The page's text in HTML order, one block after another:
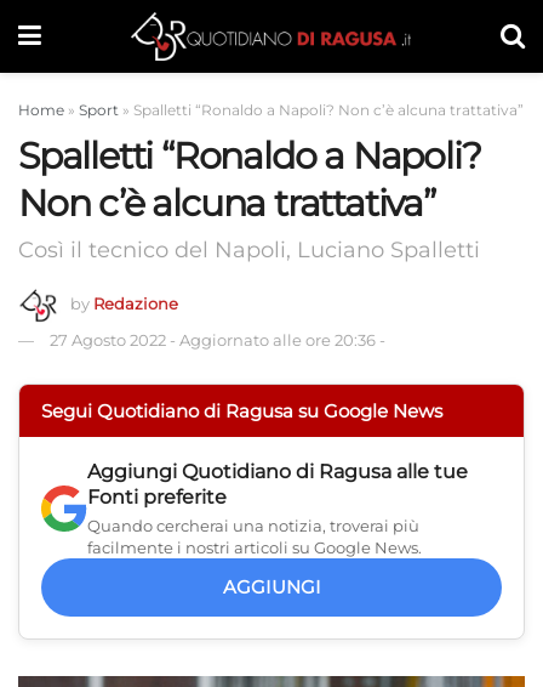
Home » Sport » Spalletti “Ronaldo a Napoli? Non c’è alcuna trattativa”
Spalletti “Ronaldo a Napoli?
Non c’è alcuna trattativa”
Così il tecnico del Napoli, Luciano Spalletti
by Redazione
27 Agosto 2022 - Aggiornato alle ore 20:36 -
Segui Quotidiano di Ragusa su Google News
Aggiungi Quotidiano di Ragusa alle tue
Fonti preferite
Quando cercherai una notizia, troverai più
facilmente i nostri articoli su Google News.
AGGIUNGI